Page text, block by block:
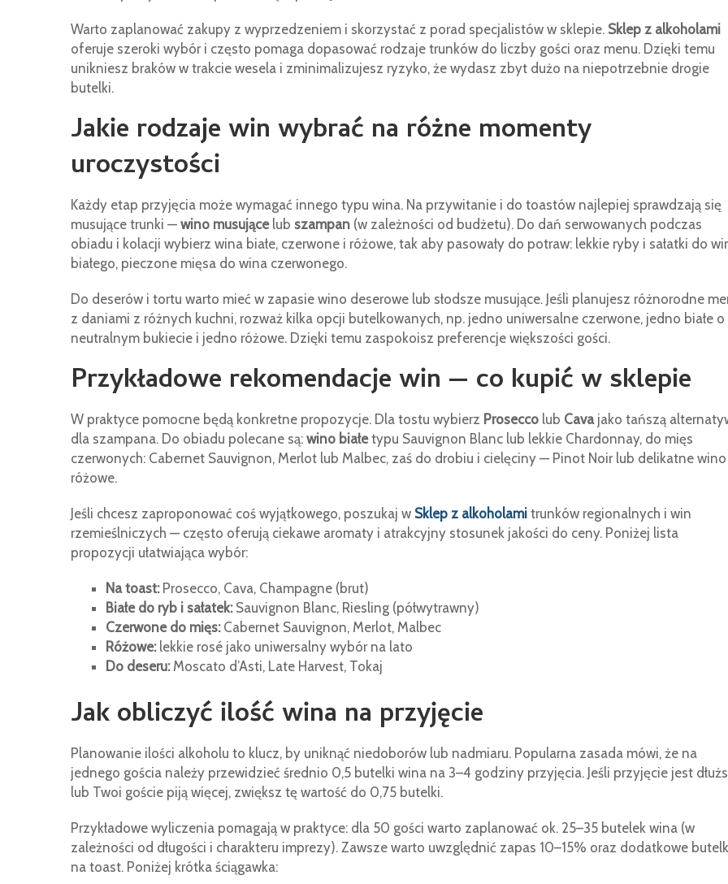
Warto zaplanować zakupy z wyprzedzeniem i skorzystać z porad specjalistów w sklepie. Sklep z alkoholami
oferuje szeroki wybór i często pomaga dopasować rodzaje trunków do liczby gości oraz menu. Dzięki temu
unikniesz braków w trakcie wesela i zminimalizujesz ryzyko, że wydasz zbyt dużo na niepotrzebnie drogie
butelki.
Jakie rodzaje win wybrać na różne momenty
uroczystości
Każdy etap przyjęcia może wymagać innego typu wina. Na przywitanie i do toastów najlepiej sprawdzają się
musujące trunki — wino musującelub szampan (w zależności od budżetu). Do dań serwowanych podczas
obiadu i kolacji wybierz wina białe, czerwone i różowe, tak aby pasowały do potraw: lekkie ryby i sałatki do
białego, pieczone mięsa do wina czerwonego.
Do deserów i tortu warto mieć w zapasie wino deserowe lub słodsze musujące. Jeśli planujesz różnorodne
z daniami z różnych kuchni, rozważ kilka opcji butelkowanych, np. jedno uniwersalne czerwone, jedno białe o
neutralnym bukiecie i jedno różowe. Dzięki temu zaspokoisz preferencje większości gości.
Przykładowe rekomendacje win — co kupić w sklepie
W praktyce pomocne będą konkretne propozycje. Dla tostu wybierz Prosecco lub Cavajako tańszą
dla szampana. Do obiadu polecane są: wino białetypu Sauvignon Blanc lub lekkie Chardonnay, do mięs
czerwonych: Cabernet Sauvignon, Merlot lub Malbec, zaś do drobiu i cielęciny — Pinot Noir lub delikatne wino
różowe.
Jeśli chcesz zaproponować coś wyjątkowego, poszukaj w Sklep z alkoholami trunków regionalnych i win
rzemieślniczych — często oferują ciekawe aromaty i atrakcyjny stosunek jakości do ceny. Poniżej lista
propozycji ułatwiająca wybór:
Na toast:Prosecco, Cava, Champagne (brut)
Białe do ryb i sałatek:Sauvignon Blanc, Riesling (półwytrawny)
Czerwone do mięs:Cabernet Sauvignon, Merlot, Malbec
Różowe:lekkie rosé jako uniwersalny wybór na lato
Do deseru:Moscato d’Asti, Late Harvest, Tokaj
Jak obliczyć ilość wina na przyjęcie
Planowanie ilości alkoholu to klucz, by uniknąć niedoborów lub nadmiaru. Popularna zasada mówi, że na
jednego gościa należy przewidzieć średnio 0,5 butelki wina na 3–4 godziny przyjęcia. Jeśli przyjęcie jest
lub Twoi goście piją więcej, zwiększ tę wartość do 0,75 butelki.
Przykładowe wyliczenia pomagają w praktyce: dla 50 gości warto zaplanować ok. 25–35 butelek wina (w
zależności od długości i charakteru imprezy). Zawsze warto uwzględnić zapas 10–15% oraz dodatkowe
na toast. Poniżej krótka ściągawka: